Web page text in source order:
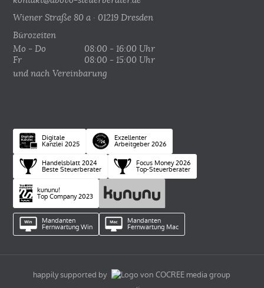
Wiener Straße 80 a · 01219 Dresden
Bürozeiten
Mo - Do
Fr
08:00 - 16:00 Uhr
08:00 - 15:00 Uhr
und nach Vereinbarung
Digitale
Kanzlei 2025
Exzellenter
Arbeitgeber 2026
Handelsblatt 2024
Beste Steuerberater
Focus Money 2026
Top-Steuerberater
kununu!
Top Company 2023
Mandanten
Fernwartung Win
Mandanten
Fernwartung Mac
happily supported by